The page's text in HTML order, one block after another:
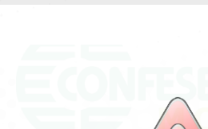
GIOVEDÌ GASTRONOMICI